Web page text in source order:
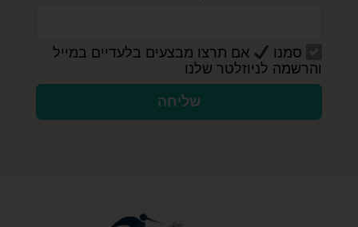
סמנו
אם תרצו מבצעים בלעדיים במייל
והרשמה לניוזלטר שלנו
שליחה